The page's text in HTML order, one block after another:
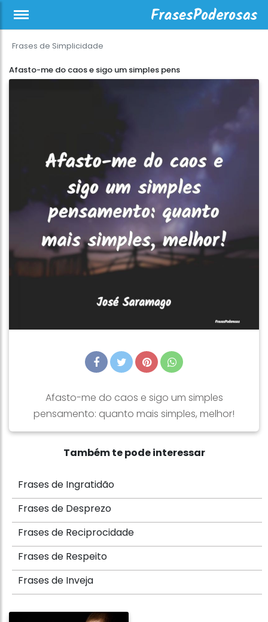
Frases de Simplicidade
Afasto-me do caos e sigo um simples pens
Afasto-me do caos e sigo um simples
pensamento: quanto mais simples, melhor!
Também te pode interessar
Frases de Ingratidão
Frases de Desprezo
Frases de Reciprocidade
Frases de Respeito
Frases de Inveja